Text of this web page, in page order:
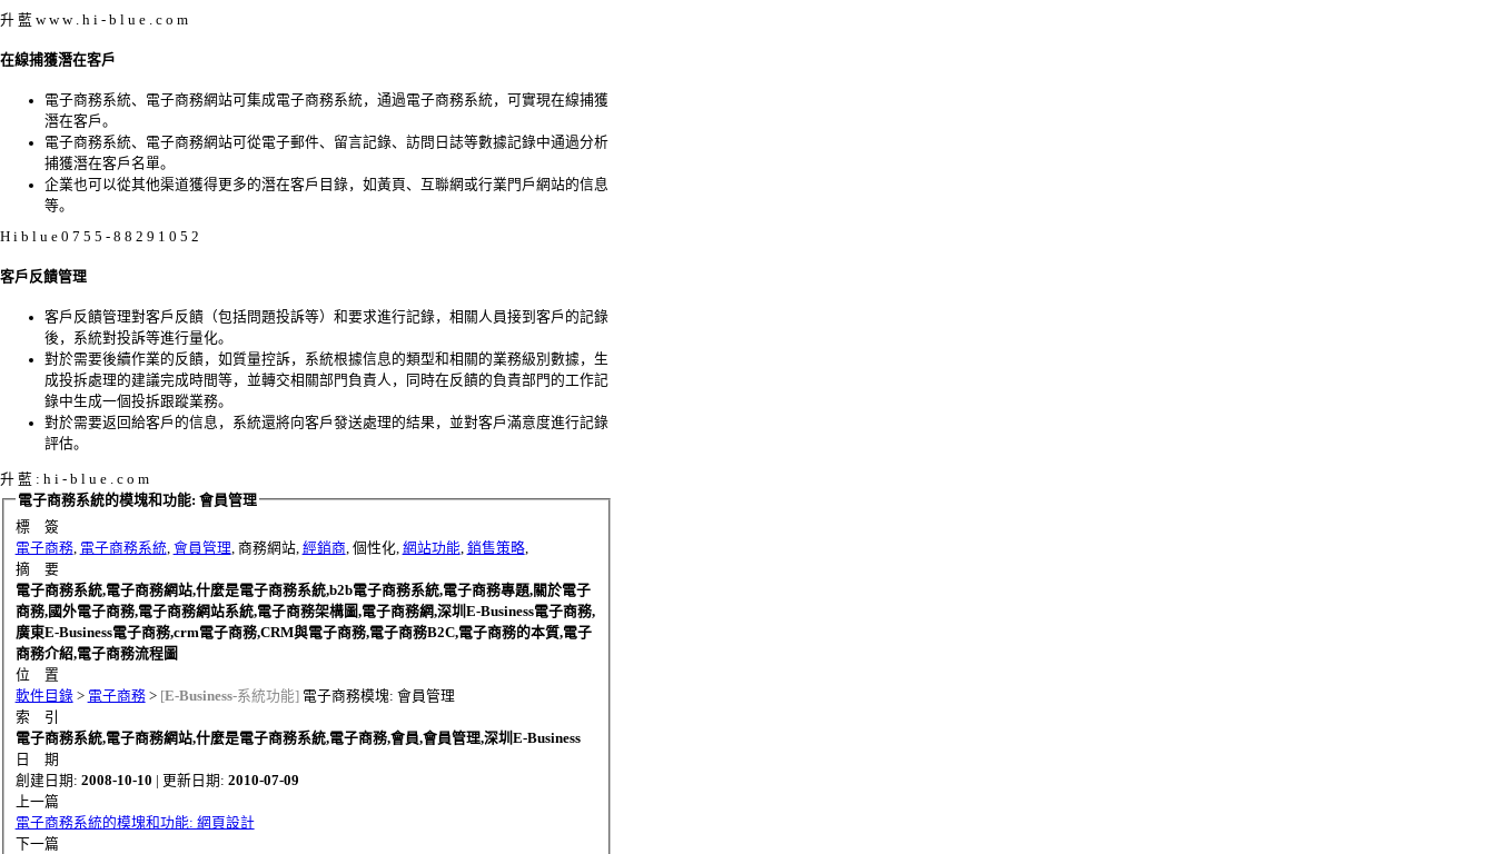
升 藍 w w w . h i - b l u e . c o m
在線捕獲潛在客戶
電子商務系統、電子商務網站可集成電子商務系統，通過電子商務系統，可實現在線捕獲
潛在客戶。
電子商務系統、電子商務網站可從電子郵件、留言記錄、訪問日誌等數據記錄中通過分析
捕獲潛在客戶名單。
企業也可以從其他渠道獲得更多的潛在客戶目錄，如黃頁、互聯網或行業門戶網站的信息
等。
H i b l u e 0 7 5 5 - 8 8 2 9 1 0 5 2
客戶反饋管理
客戶反饋管理對客戶反饋（包括問題投訴等）和要求進行記錄，相關人員接到客戶的記錄
後，系統對投訴等進行量化。
對於需要後續作業的反饋，如質量控訴，系統根據信息的類型和相關的業務級別數據，生
成投拆處理的建議完成時間等，並轉交相關部門負責人，同時在反饋的負責部門的工作記
錄中生成一個投拆跟蹤業務。
對於需要返回給客戶的信息，系統還將向客戶發送處理的結果，並對客戶滿意度進行記錄
評估。
升 藍 : h i - b l u e . c o m
電子商務系統的模塊和功能: 會員管理
標 簽
電子商務, 電子商務系統 會員管理 , 商務網站, 經銷商 , 個性化, 網站功能, 銷售策略,
摘 要
電子商務系統,電子商務網站,什麼是電子商務系統,b2b電子商務系統,電子商務專題,關於電子
商務,國外電子商務,電子商務網站系統,電子商務架構圖,電子商務網,深圳E-Business電子商務,
廣東E-Business電子商務,crm電子商務,CRM與電子商務,電子商務B2C,電子商務的本質,電子
商務介紹,電子商務流程圖
位 置
軟件目錄 > 電子商務 > [E-Business-系統功能]電子商務模塊: 會員管理
索 引
電子商務系統,電子商務網站,什麼是電子商務系統,電子商務,會員,會員管理,深圳E-Business
日 期
創建日期: 2008-10-10 | 更新日期: 2010-07-09
上一篇
電子商務系統的模塊和功能: 網頁設計
下一篇